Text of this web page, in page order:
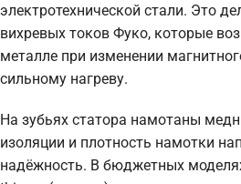
электротехнической стали. Это
вихревых токов Фуко, которые
металле при изменении
сильному нагреву.
На зубьях статора намотаны
изоляции и плотность намотки
надёжность. В бюджетных